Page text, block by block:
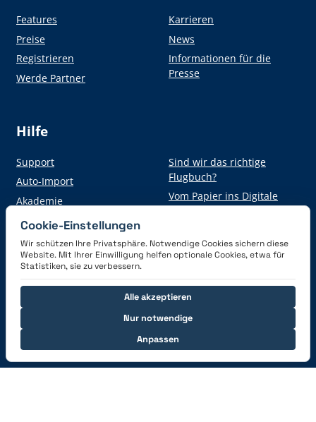
Features
Preise
Registrieren
Werde Partner
Karrieren
News
Informationen für die
Presse
Hilfe
Support
Auto-Import
Akademie
Sind wir das richtige
Flugbuch?
Vom Papier ins Digitale
Hol dir die App
Verbinde dich mit uns
Cookie-Einstellungen
Wir schützen Ihre Privatsphäre. Notwendige Cookies sichern diese
Website. Mit Ihrer Einwilligung helfen optionale Cookies, etwa für
Statistiken, sie zu verbessern.
Nur notwendige
Anpassen
Alle akzeptieren